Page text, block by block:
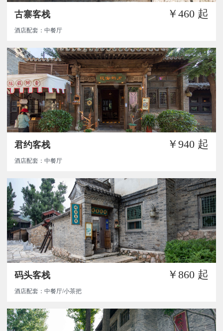
古寨客栈 ￥460 起
酒店配套：中餐厅
君约客栈 ￥940 起
酒店配套：中餐厅
码头客栈 ￥860 起
酒店配套：中餐厅/小茶把